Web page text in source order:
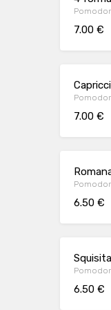
7.00 €
7.00 €
6.50 €
Squisita
6.50 €